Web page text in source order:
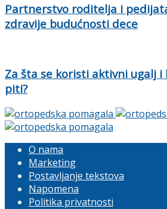
Partnerstvo roditelja i
zdravije budućnosti dece
Za šta se koristi aktivni ugalj i
piti?
O nama
Marketing
Postavljanje tekstova
Napomena
Politika privatnosti